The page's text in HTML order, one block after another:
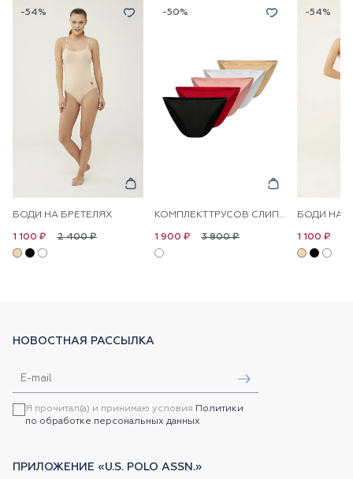
-54%
БОДИ НА БРЕТЕЛЯХ
2 400 ₽
1 100 ₽
-50%
КОМПЛЕКТ ТРУСОВ СЛИПЫ, 5 ПАР
3 800 ₽
1 900 ₽
-54%
БОДИ НА
1 100 ₽
НОВОСТНАЯ РАССЫЛКА
Я прочитал(а) и принимаю условия Политики
по обработке персональных данных
ПРИЛОЖЕНИЕ «U.S. POLO ASSN.»